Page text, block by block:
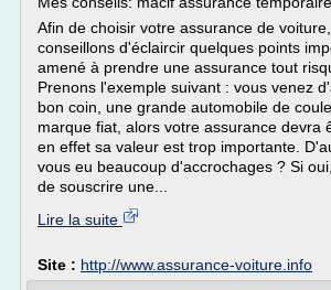
Afin de choisir votre assurance de
conseillons d'éclaircir quelques points
amené à prendre une assurance tout
Prenons l'exemple suivant : vous venez
bon coin, une grande automobile de
marque fiat, alors votre assurance devra
en effet sa valeur est trop importante.
vous eu beaucoup d'accrochages ? Si
de souscrire une...
Lire la suite
Site : http://www.assurance-voiture.info